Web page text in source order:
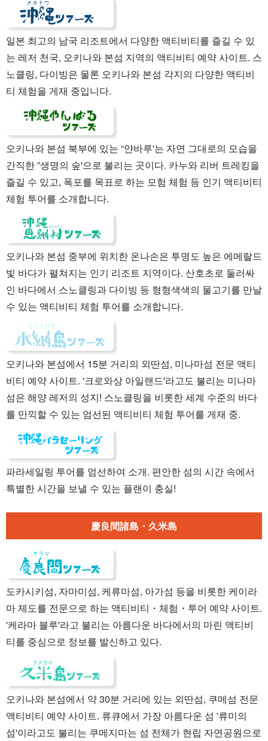
일본 최고의 남국 리조트에서 다양한 액티비티를 즐길 수 있
는 레저 천국, 오키나와 본섬 지역의 액티비티 예약 사이트. 스
노클링, 다이빙은 물론 오키나와 본섬 각지의 다양한 액티비
티 체험을 게재 중입니다.
오키나와 본섬 북부에 있는 “얀바루'는 자연 그대로의 모습을
간직한 ”생명의 숲'으로 불리는 곳이다. 카누와 리버 트레킹을
즐길 수 있고, 폭포를 목표로 하는 모험 체험 등 인기 액티비티
체험 투어를 소개합니다.
오키나와 본섬 중부에 위치한 온나손은 투명도 높은 에메랄드
빛 바다가 펼쳐지는 인기 리조트 지역이다. 산호초로 둘러싸
인 바다에서 스노클링과 다이빙 등 형형색색의 물고기를 만날
수 있는 액티비티 체험 투어를 소개합니다.
오키나와 본섬에서 15분 거리의 외딴섬, 미나마섬 전문 액티
비티 예약 사이트. '크로와상 아일랜드'라고도 불리는 미나마
섬은 해양 레저의 성지! 스노클링을 비롯한 세계 수준의 바다
를 만끽할 수 있는 엄선된 액티비티 체험 투어를 게재 중.
파라세일링 투어를 엄선하여 소개. 편안한 섬의 시간 속에서
특별한 시간을 보낼 수 있는 플랜이 충실!
慶良間諸島・久米島
도카시키섬, 자마미섬, 케류마섬, 아가섬 등을 비롯한 케이라
마 제도를 전문으로 하는 액티비티・체험・투어 예약 사이트.
'케라마 블루'라고 불리는 아름다운 바다에서의 마린 액티비
티를 중심으로 정보를 발신하고 있다.
오키나와 본섬에서 약 30분 거리에 있는 외딴섬, 쿠메섬 전문
액티비티 예약 사이트. 류큐에서 가장 아름다운 섬 '류미의
섬'이라고도 불리는 쿠메지마는 섬 전체가 현립 자연공원으로